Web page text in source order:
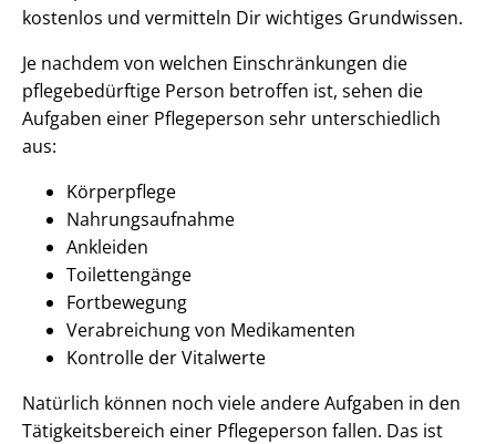
kostenlos und vermitteln Dir wichtiges Grundwissen.
Je nachdem von welchen Einschränkungen die
pflegebedürftige Person betroffen ist, sehen die
Aufgaben einer Pflegeperson sehr unterschiedlich
aus:
Körperpflege
Nahrungsaufnahme
Ankleiden
Toilettengänge
Fortbewegung
Verabreichung von Medikamenten
Kontrolle der Vitalwerte
Natürlich können noch viele andere Aufgaben in den
Tätigkeitsbereich einer Pflegeperson fallen. Das ist